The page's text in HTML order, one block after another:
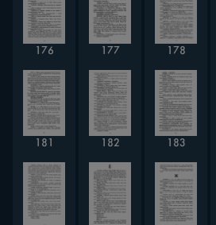
176 177 178
181 182 183